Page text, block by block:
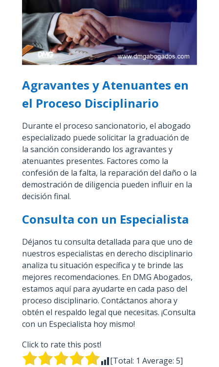
Agravantes y Atenuantes en
el Proceso Disciplinario
Durante el proceso sancionatorio, el abogado
especializado puede solicitar la graduación de
la sanción considerando los agravantes y
atenuantes presentes. Factores como la
confesión de la falta, la reparación del daño o la
demostración de diligencia pueden influir en la
decisión final.
Consulta con un Especialista
Déjanos tu consulta detallada para que uno de
nuestros especialistas en derecho disciplinario
analiza tu situación específica y te brinde las
mejores recomendaciones. En DMG Abogados,
estamos aquí para ayudarte en cada paso del
proceso disciplinario. Contáctanos ahora y
obtén el respaldo legal que necesitas. ¡Consulta
con un Especialista hoy mismo!
Click to rate this post!
[Total: 1 Average: 5]